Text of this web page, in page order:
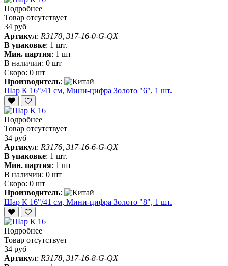
Подробнее
Товар отсутствует
34 руб
Артикул: R3170, 317-16-0-G-QX
В упаковке: 1 шт.
Мин. партия: 1 шт
В наличии: 0 шт
Скоро: 0 шт
Производитель:
Шар К 16"/41 см, Мини-цифра Золото "6", 1 шт.
Подробнее
Товар отсутствует
34 руб
Артикул: R3176, 317-16-6-G-QX
В упаковке: 1 шт.
Мин. партия: 1 шт
В наличии: 0 шт
Скоро: 0 шт
Производитель:
Шар К 16"/41 см, Мини-цифра Золото "8", 1 шт.
Подробнее
Товар отсутствует
34 руб
Артикул: R3178, 317-16-8-G-QX